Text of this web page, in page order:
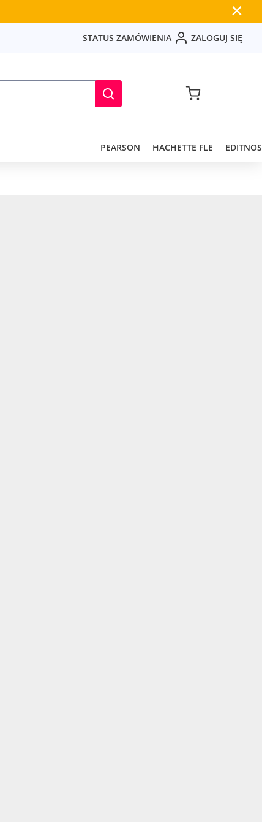
✕
STATUS ZAMÓWIENIA ZALOGUJ SIĘ
PEARSON HACHETTE FLE EDITNOS